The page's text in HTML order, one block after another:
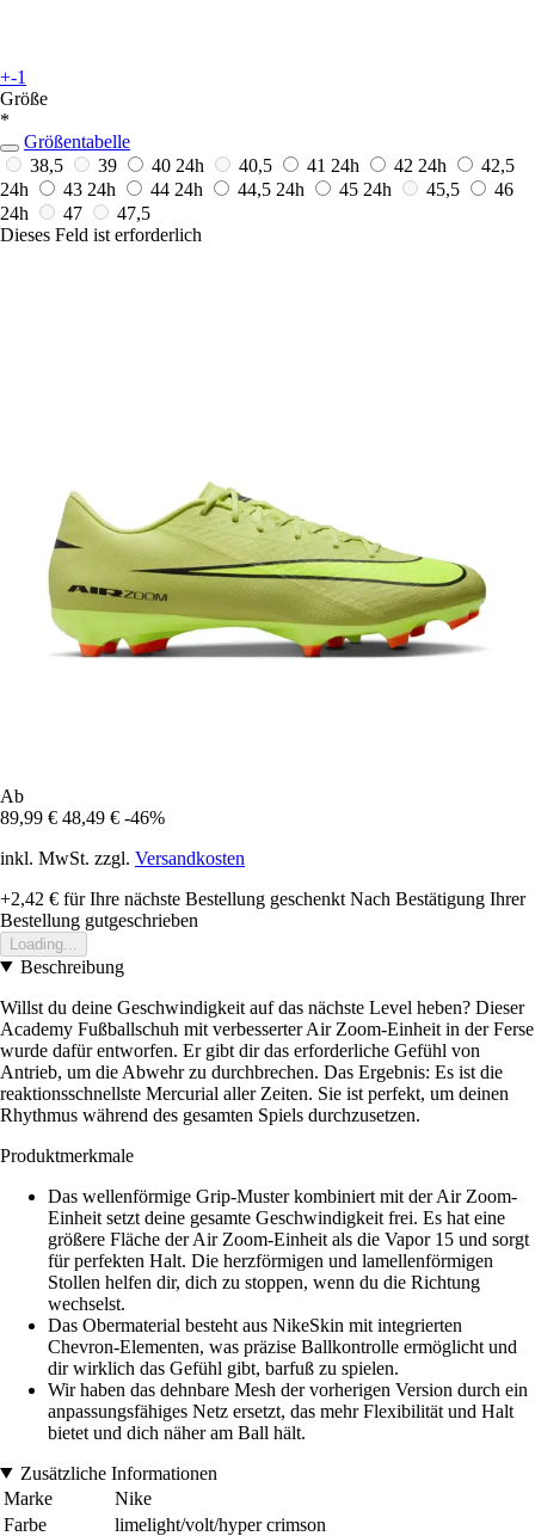
+-1
Größe
*
Größentabelle
38,5
39 40 24h 40,5 41 24h 42 24h
42,5
24h
43 24h 44 24h 44,5 24h 45 24h 45,5
46
24h
47
47,5
Dieses Feld ist erforderlich
Ab
89,99 € 48,49 € -46%
inkl. MwSt. zzgl. Versandkosten
+2,42 € für Ihre nächste Bestellung geschenkt Nach Bestätigung Ihrer
Bestellung gutgeschrieben
Loading...
Beschreibung
Willst du deine Geschwindigkeit auf das nächste Level heben? Dieser
Academy Fußballschuh mit verbesserter Air Zoom-Einheit in der Ferse
wurde dafür entworfen. Er gibt dir das erforderliche Gefühl von
Antrieb, um die Abwehr zu durchbrechen. Das Ergebnis: Es ist die
reaktionsschnellste Mercurial aller Zeiten. Sie ist perfekt, um deinen
Rhythmus während des gesamten Spiels durchzusetzen.
Produktmerkmale
Das wellenförmige Grip-Muster kombiniert mit der Air Zoom-
Einheit setzt deine gesamte Geschwindigkeit frei. Es hat eine
größere Fläche der Air Zoom-Einheit als die Vapor 15 und sorgt
für perfekten Halt. Die herzförmigen und lamellenförmigen
Stollen helfen dir, dich zu stoppen, wenn du die Richtung
wechselst.
Das Obermaterial besteht aus NikeSkin mit integrierten
Chevron-Elementen, was präzise Ballkontrolle ermöglicht und
dir wirklich das Gefühl gibt, barfuß zu spielen.
Wir haben das dehnbare Mesh der vorherigen Version durch ein
anpassungsfähiges Netz ersetzt, das mehr Flexibilität und Halt
bietet und dich näher am Ball hält.
Zusätzliche Informationen
Marke
Nike
Farbe
limelight/volt/hyper crimson